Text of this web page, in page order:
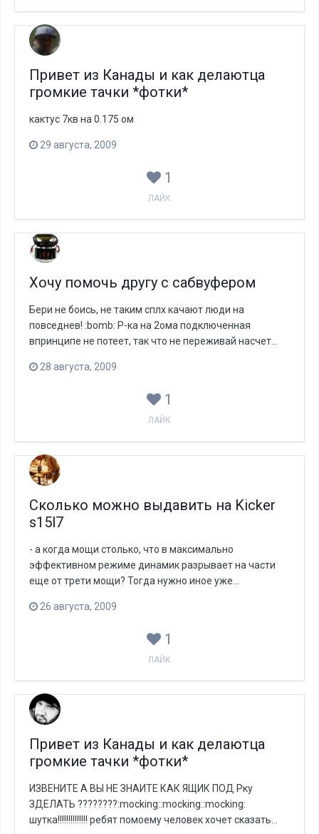
Привет из Канады и как делаютца
громкие тачки *фотки*
кактус 7кв на 0.175 ом
29 августа, 2009
1
ЛАЙК
Хочу помочь другу с сабвуфером
Бери не боись, не таким сплх качают люди на
повседнев! :bomb: Р-ка на 2ома подключенная
впринципе не потеет, так что не переживай насчет...
28 августа, 2009
1
ЛАЙК
Сколько можно выдавить на Kicker
s15l7
- а когда мощи столько, что в максимально
эффективном режиме динамик разрывает на части
еще от трети мощи? Тогда нужно иное уже...
26 августа, 2009
1
ЛАЙК
Привет из Канады и как делаютца
громкие тачки *фотки*
ИЗВЕНИТЕ А ВЫ НЕ ЗНАИТЕ КАК ЯЩИК ПОД Рку
ЗДЕЛАТЬ ????????:mocking::mocking::mocking:
шутка!!!!!!!!!!!!!! ребят помоему человек хочет сказать...